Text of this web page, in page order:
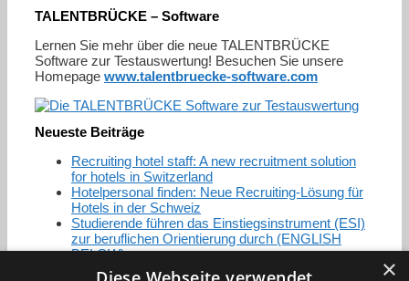
TALENTBRÜCKE – Software
Lernen Sie mehr über die neue TALENTBRÜCKE
Software zur Testauswertung! Besuchen Sie unsere
Homepage www.talentbruecke-software.com
Neueste Beiträge
Recruiting hotel staff: A new recruitment solution
for hotels in Switzerland
Hotelpersonal finden: Neue Recruiting-Lösung für
Hotels in der Schweiz
Studierende führen das Einstiegsinstrument (ESI)
zur beruflichen Orientierung durch (ENGLISH
BELOW)
×